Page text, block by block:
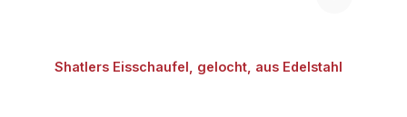
Shatlers Eisschaufel, gelocht, aus Edelstahl